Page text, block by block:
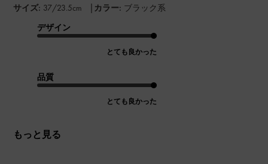
サイズ: 37/23.5cm | カラー: ブラック系
デザイン
とても良かった
品質
とても良かった
もっと見る